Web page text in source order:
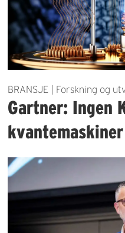
BRANSJE | Forskning og
Gartner: Ingen